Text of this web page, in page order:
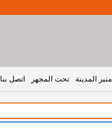
منبر المدينة تحت المجهر اتصل بنا